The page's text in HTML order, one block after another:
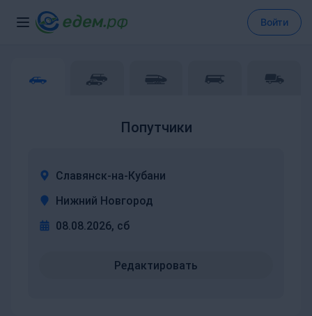
Войти
Попутчики
Славянск-на-Кубани
Нижний Новгород
08.08.2026, сб
Редактировать